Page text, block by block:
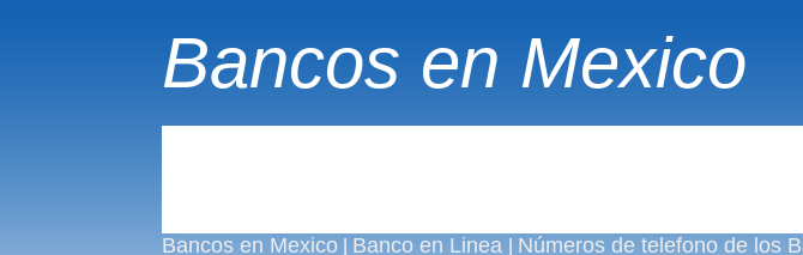
Bancos en Mexico
Bancos en Mexico| Banco en Linea Números de telefono de los